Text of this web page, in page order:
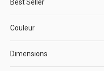
Best Seller
Couleur
Dimensions